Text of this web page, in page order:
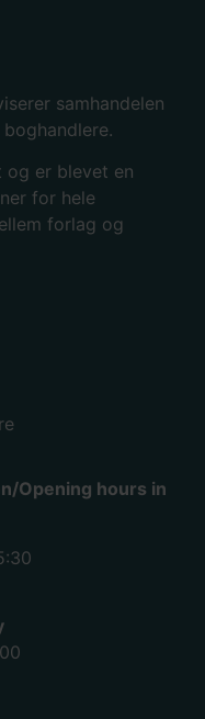
samhandelen
og er blevet en
for hele
forlag og
Opening hours in